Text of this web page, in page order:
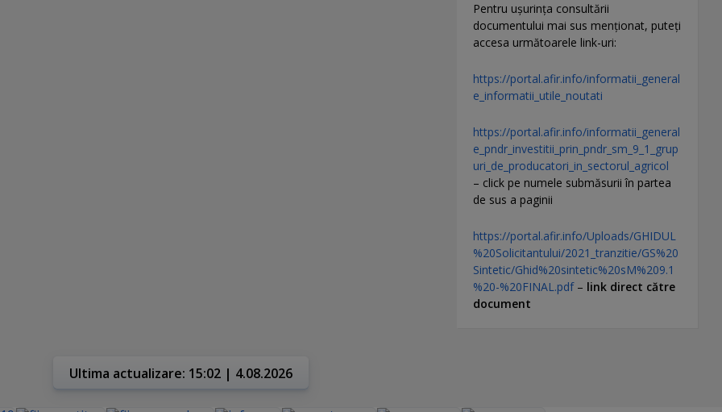
Pentru uşurinţa consultării
documentului mai sus menţionat, puteţi
accesa următoarele link-uri:
https://portal.afir.info/informatii_general
e_informatii_utile_noutati
https://portal.afir.info/informatii_general
e_pndr_investitii_prin_pndr_sm_9_1_grup
uri_de_producatori_in_sectorul_agricol
– click pe numele submăsurii în partea
de sus a paginii
https://portal.afir.info/Uploads/GHIDUL
%20Solicitantului/2021_tranzitie/GS%20
Sintetic/Ghid%20sintetic%20sM%209.1
%20-%20FINAL.pdf– link direct către
document
Ultima actualizare: 15:02 | 4.08.2026